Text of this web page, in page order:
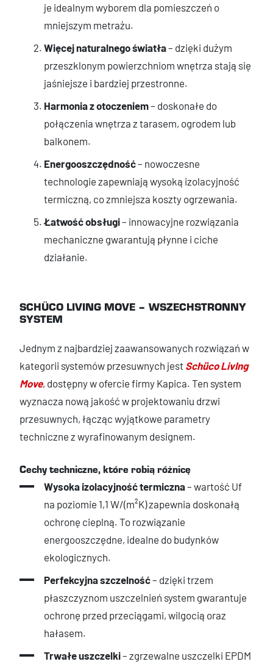
je idealnym wyborem dla pomieszczeń o
mniejszym metrażu.
Więcej naturalnego światła– dzięki dużym
przeszklonym powierzchniom wnętrza stają się
jaśniejsze i bardziej przestronne.
Harmonia z otoczeniem– doskonałe do
połączenia wnętrza z tarasem, ogrodem lub
balkonem.
Energooszczędność– nowoczesne
technologie zapewniają wysoką izolacyjność
termiczną, co zmniejsza koszty ogrzewania.
Łatwość obsługi– innowacyjne rozwiązania
mechaniczne gwarantują płynne i ciche
działanie.
SCHÜCO LIVING MOVE – WSZECHSTRONNY
SYSTEM
Jednym z najbardziej zaawansowanych rozwiązań w
kategorii systemów przesuwnych jest Schüco LivIng
Move, dostępny w ofercie firmy Kapica. Ten system
wyznacza nową jakość w projektowaniu drzwi
przesuwnych, łącząc wyjątkowe parametry
techniczne z wyrafinowanym designem.
Cechy techniczne, które robią różnicę
Wysoka izolacyjność termiczna– wartość Uf
na poziomie 1,1 W/(m²K) zapewnia doskonałą
ochronę cieplną. To rozwiązanie
energooszczędne, idealne do budynków
ekologicznych.
Perfekcyjna szczelność– dzięki trzem
płaszczyznom uszczelnień system gwarantuje
ochronę przed przeciągami, wilgocią oraz
hałasem.
Trwałe uszczelki– zgrzewalne uszczelki EPDM